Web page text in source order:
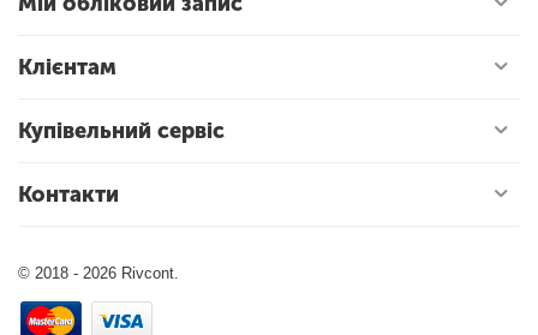
Клієнтам
Купівельний сервіс
Контакти
© 2018 - 2026 Rivcont.